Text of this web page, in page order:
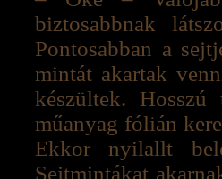
biztosabbnak
Pontosabban a
mintát akartak
készültek.
műanyag fólián
Ekkor nyilallt
Sejtmintákat